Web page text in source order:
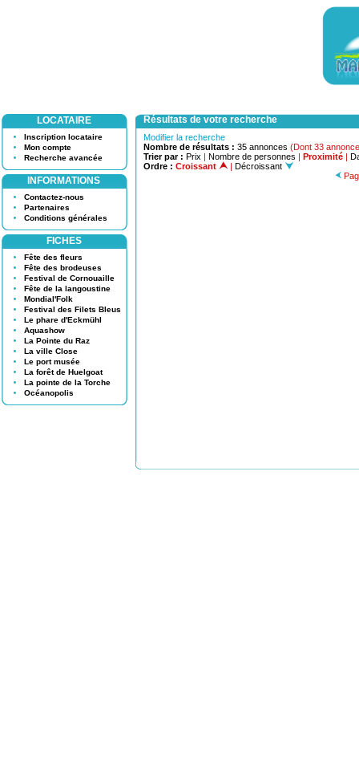
LOCATAIRE
Inscription locataire
Mon compte
Recherche avancée
INFORMATIONS
Contactez-nous
Partenaires
Conditions générales
FICHES
Fête des fleurs
Fête des brodeuses
Festival de Cornouaille
Fête de la langoustine
Mondial'Folk
Festival des Filets Bleus
Le phare d'Eckmühl
Aquashow
La Pointe du Raz
La ville Close
Le port musée
La forêt de Huelgoat
La pointe de la Torche
Océanopolis
Résultats de votre recherche
Modifier la recherche
Nombre de résultats : 35 annonces (Dont 33
Trier par : Prix | Nombre de personnes | Proximité |
Ordre : Croissant | Décroissant